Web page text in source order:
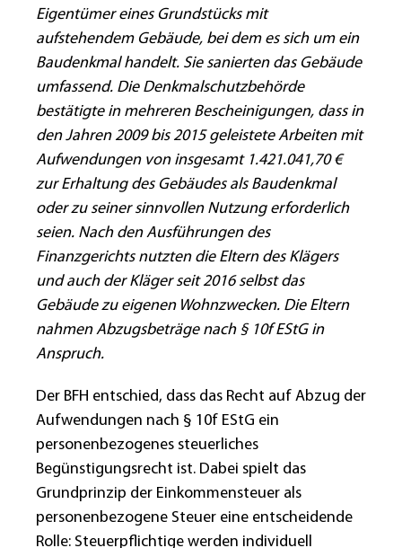
Eigentümer eines Grundstücks mit
aufstehendem Gebäude, bei dem es sich um ein
Baudenkmal handelt. Sie sanierten das Gebäude
umfassend. Die Denkmalschutzbehörde
bestätigte in mehreren Bescheinigungen, dass in
den Jahren 2009 bis 2015 geleistete Arbeiten mit
Aufwendungen von insgesamt 1.421.041,70 €
zur Erhaltung des Gebäudes als Baudenkmal
oder zu seiner sinnvollen Nutzung erforderlich
seien. Nach den Ausführungen des
Finanzgerichts nutzten die Eltern des Klägers
und auch der Kläger seit 2016 selbst das
Gebäude zu eigenen Wohnzwecken. Die Eltern
nahmen Abzugsbeträge nach § 10f EStG in
Anspruch.
Der BFH entschied, dass das Recht auf Abzug der
Aufwendungen nach § 10f EStG ein
personenbezogenes steuerliches
Begünstigungsrecht ist. Dabei spielt das
Grundprinzip der Einkommensteuer als
personenbezogene Steuer eine entscheidende
Rolle: Steuerpflichtige werden individuell